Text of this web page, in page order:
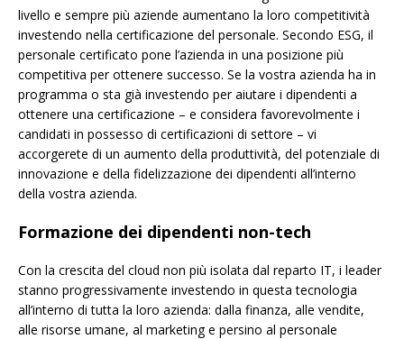
livello e sempre più aziende aumentano la loro competitività
investendo nella certificazione del personale. Secondo ESG, il
personale certificato pone l’azienda in una posizione più
competitiva per ottenere successo. Se la vostra azienda ha in
programma o sta già investendo per aiutare i dipendenti a
ottenere una certificazione – e considera favorevolmente i
candidati in possesso di certificazioni di settore – vi
accorgerete di un aumento della produttività, del potenziale di
innovazione e della fidelizzazione dei dipendenti all’interno
della vostra azienda.
Formazione dei dipendenti non-tech
Con la crescita del cloud non più isolata dal reparto IT, i leader
stanno progressivamente investendo in questa tecnologia
all’interno di tutta la loro azienda: dalla finanza, alle vendite,
alle risorse umane, al marketing e persino al personale